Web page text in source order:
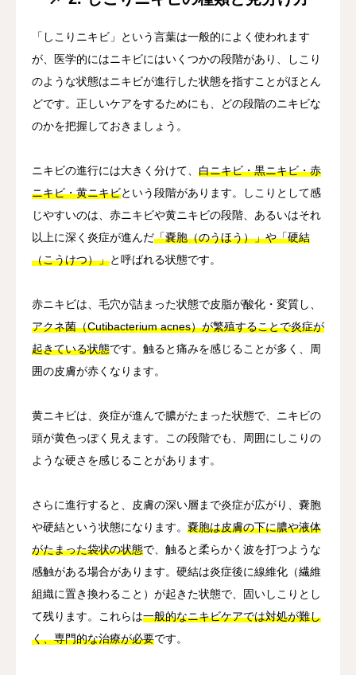
「しこりニキビ」という言葉は一般的によく使われます
が、医学的にはニキビにはいくつかの段階があり、しこり
のような状態はニキビが進行した状態を指すことがほとん
どです。正しいケアをするためにも、どの段階のニキビな
のかを把握しておきましょう。
ニキビの進行には大きく分けて、 白ニキビ・黒ニキビ・赤
ニキビ・黄ニキビという段階があります。しこりとして感
じやすいのは、赤ニキビや黄ニキビの段階、あるいはそれ
以上に深く炎症が進んだ「嚢胞（のうほう）」や「硬結
（こうけつ）」と呼ばれる状態です。
赤ニキビは、毛穴が詰まった状態で皮脂が酸化・変質し、
アクネ菌（Cutibacterium acnes）が繁殖することで炎症が
起きている状態です。触ると痛みを感じることが多く、周
囲の皮膚が赤くなります。
黄ニキビは、炎症が進んで膿がたまった状態で、ニキビの
頭が黄色っぽく見えます。この段階でも、周囲にしこりの
ような硬さを感じることがあります。
さらに進行すると、皮膚の深い層まで炎症が広がり、嚢胞
や硬結という状態になります。 嚢胞は皮膚の下に膿や液体
がたまった袋状の状態で、触ると柔らかく波を打つような
感触がある場合があります。硬結は炎症後に線維化（繊維
組織に置き換わること）が起きた状態で、固いしこりとし
て残ります。これらは一般的なニキビケアでは対処が難し
く、専門的な治療が必要です。